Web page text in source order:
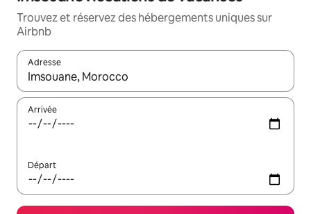
Trouvez et réservez des hébergements uniques sur
Airbnb
Adresse
Lorsque les résultats s'affichent, utilisez les flèches vers le
Arrivée
Départ